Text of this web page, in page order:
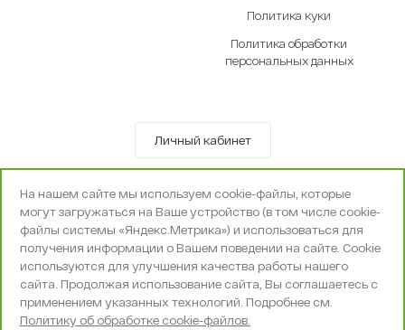
Политика куки
Политика обработки
персональных данных
Личный кабинет
© OOO «Экселенте» 2010-2026 г.
Политика конфиденциальности
Поддержка и сопровождение -Вебпространство
На нашем сайте мы используем cookie-файлы, которые
могут загружаться на Ваше устройство (в том числе cookie-
файлы системы «Яндекс.Метрика») и использоваться для
получения информации о Вашем поведении на сайте. Cookie
используются для улучшения качества работы нашего
сайта. Продолжая использование сайта, Вы соглашаетесь с
применением указанных технологий. Подробнее см.
Политику об обработке cookie-файлов.